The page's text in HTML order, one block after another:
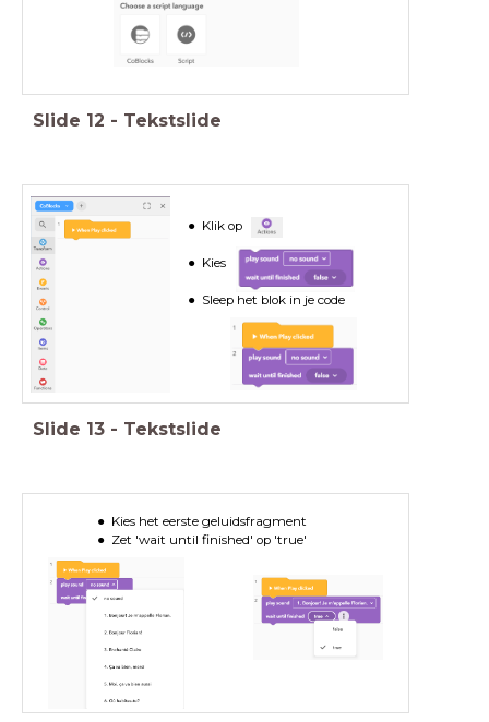
Slide 12 - Tekstslide
Klik op
Kies
Sleep het blok in je code
Slide 13 - Tekstslide
Kies het eerste geluidsfragment
Zet 'wait until finished' op 'true'